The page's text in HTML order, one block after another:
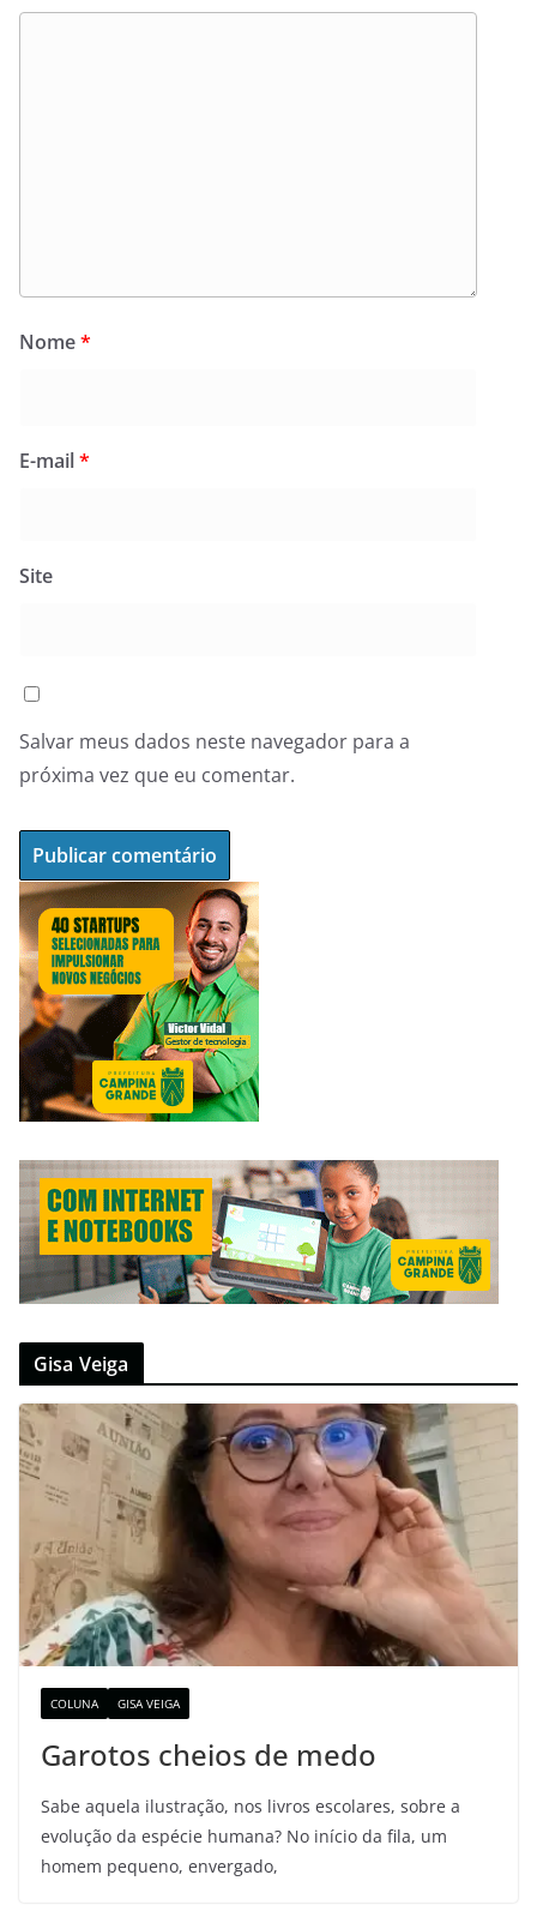
Nome*
E-mail*
Site
Salvar meus dados neste navegador para a
próxima vez que eu comentar.
Gisa Veiga
COLUNA GISA VEIGA
Garotos cheios de medo
Sabe aquela ilustração, nos livros escolares, sobre a
evolução da espécie humana? No início da fila, um
homem pequeno, envergado,